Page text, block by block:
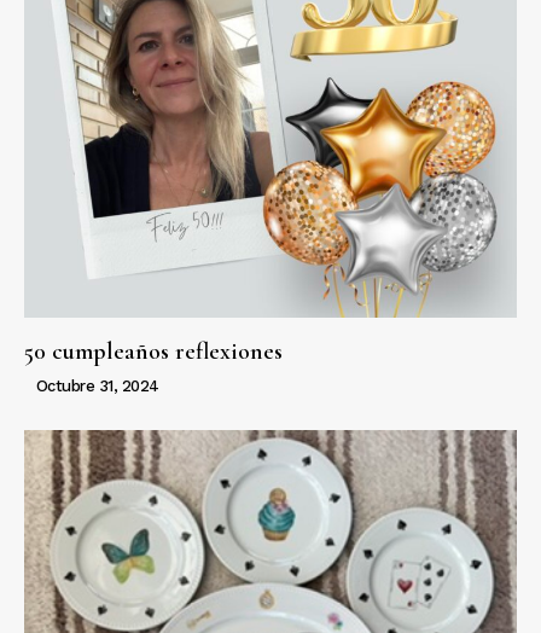
50 cumpleaños reflexiones
Octubre 31, 2024